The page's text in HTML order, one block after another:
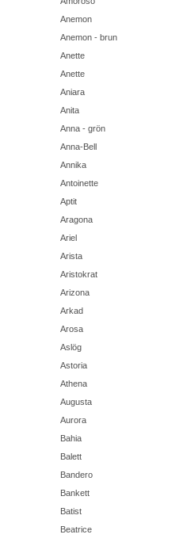
Anemon
Anemon - brun
Anette
Anette
Aniara
Anita
Anna - grön
Anna-Bell
Annika
Antoinette
Aptit
Aragona
Ariel
Arista
Aristokrat
Arizona
Arkad
Arosa
Aslög
Astoria
Athena
Augusta
Aurora
Bahia
Balett
Bandero
Bankett
Batist
Beatrice